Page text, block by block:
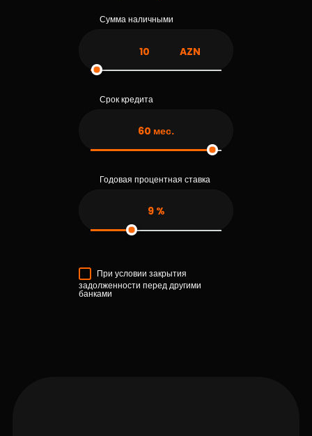
Сумма наличными
AZN
Срок кредита
60 мес.
Годовая процентная ставка
9%
При условии закрытия
задолженности перед другими
банками